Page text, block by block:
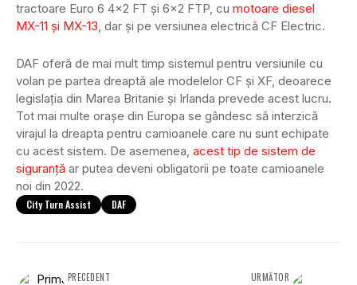
tractoare Euro 6 4×2 FT și 6×2 FTP, cu motoare diesel
MX-11 și MX-13, dar și pe versiunea electrică CF Electric.
DAF oferă de mai mult timp sistemul pentru versiunile cu
volan pe partea dreaptă ale modelelor CF și XF, deoarece
legislația din Marea Britanie și Irlanda prevede acest lucru.
Tot mai multe orașe din Europa se gândesc să interzică
virajul la dreapta pentru camioanele care nu sunt echipate
cu acest sistem. De asemenea, acest tip de sistem de
siguranță ar putea deveni obligatorii pe toate camioanele
noi din 2022.
City Turn Assist DAF
PRECEDENT URMĂTOR